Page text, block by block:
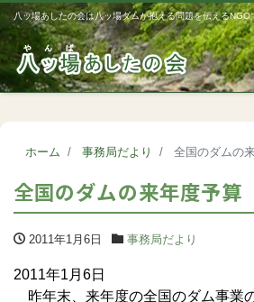
八ッ場あしたの会は八ッ場ダムが抱える問題を伝えるNGO
ホーム 事務局だより 全国のダムの
全国のダムの来年度予算
2011年1月6日 事務局だより
2011年1月6日
昨年末、来年度の全国のダム事業